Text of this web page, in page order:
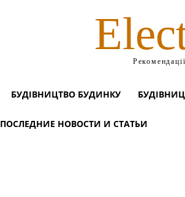
БУДІВНИЦТВО БУДИНКУ
ПОСЛЕДНИЕ НОВОСТИ И СТАТЬИ